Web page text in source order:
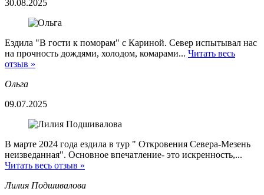
30.08.2025
Ездила "В гости к поморам" с Кариной. Север испытывал нас
на прочность дождями, холодом, комарами... Читать весь
отзыв »
Ольга
09.07.2025
В марте 2024 года ездила в тур " Откровения Севера-Мезень
неизведанная". Основное впечатление- это искренность,...
Читать весь отзыв »
Лилия Подшивалова